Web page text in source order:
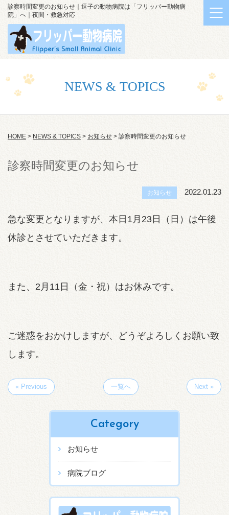
診察時間変更のお知らせ｜逗子の動物病院は「フリッパー動物病
院」へ｜夜間・救急対応
NEWS & TOPICS
HOME > NEWS & TOPICS > お知らせ > 診察時間変更のお知らせ
診察時間変更のお知らせ
お知らせ 2022.01.23
急な変更となりますが、本日1月23日（日）は午後
休診とさせていただきます。
また、2月11日（金・祝）はお休みです。
ご迷惑をおかけしますが、どうぞよろしくお願い致
します。
« Previous 一覧へ Next »
Category
お知らせ
病院ブログ